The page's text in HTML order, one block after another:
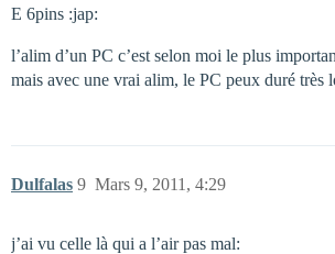
E 6pins :jap:
l’alim d’un PC c’est selon moi le plus
mais avec une vrai alim, le PC peux duré très
Dulfalas Mars 9, 2011, 4:29
9
j’ai vu celle là qui a l’air pas mal: